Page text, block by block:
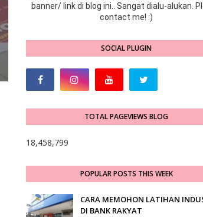
banner/ link di blog ini.. Sangat dialu-alukan.
contact me! :)
SOCIAL PLUGIN
TOTAL PAGEVIEWS BLOG
18,458,799
POPULAR POSTS THIS WEEK
CARA MEMOHON LATIHAN
DI BANK RAKYAT